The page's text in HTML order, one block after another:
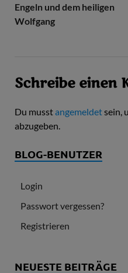
Engeln und dem heiligen
Wolfgang
Schreibe einen
Du musstangemeldetsein,
abzugeben.
BLOG-BENUTZER
Login
Passwort vergessen?
Registrieren
NEUESTE BEITRÄGE